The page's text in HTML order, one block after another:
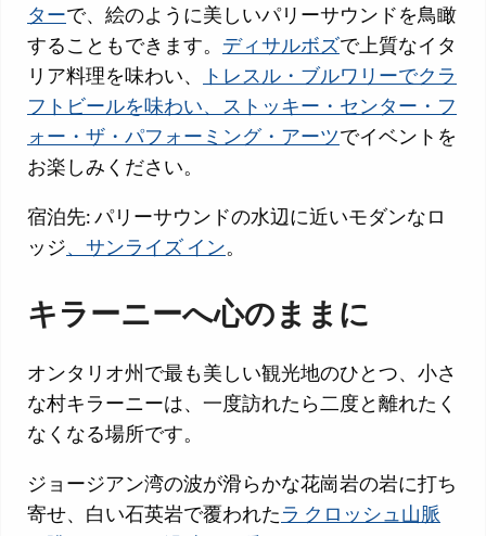
ターで、絵のように美しいパリーサウンドを鳥瞰
することもできます。 ディサルボズで上質なイタ
リア料理を味わい、
トレスル・ブルワリーでクラ
フトビールを味わい、ストッキー・ センター・フ
ォー・ザ・パフォーミング・アーツでイベントを
お楽しみください。
宿泊先: パリーサウンドの水辺に近いモダンなロ
ッジ、サンライズ イン。
キラーニーへ心のままに
オンタリオ州で最も美しい観光地のひとつ、小さ
な村キラーニーは、一度訪れたら二度と離れたく
なくなる場所です。
ジョージアン湾の波が滑らかな花崗岩の岩に打ち
寄せ、白い石英岩で覆われたラ クロッシュ山脈